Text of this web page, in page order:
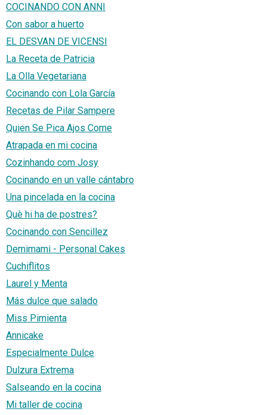
COCINANDO CON ANNI
Con sabor a huerto
EL DESVAN DE VICENSI
La Receta de Patricia
La Olla Vegetariana
Cocinando con Lola García
Recetas de Pilar Sampere
Quien Se Pica Ajos Come
Atrapada en mi cocina
Cozinhando com Josy
Cocinando en un valle cántabro
Una pincelada en la cocina
Què hi ha de postres?
Cocinando con Sencillez
Demimami - Personal Cakes
Cuchiflitos
Laurel y Menta
Más dulce que salado
Miss Pimienta
Annicake
Especialmente Dulce
Dulzura Extrema
Salseando en la cocina
Mi taller de cocina